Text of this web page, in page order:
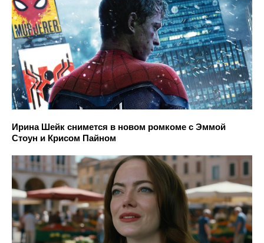
Ирина Шейк снимется в новом ромкоме с Эммой
Стоун и Крисом Пайном